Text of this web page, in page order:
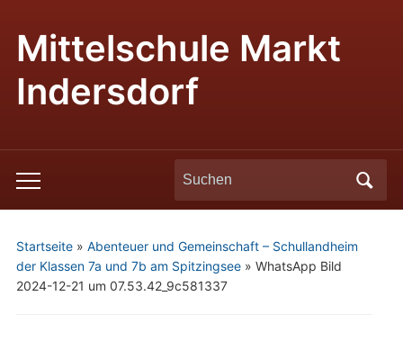
Mittelschule Markt
Indersdorf
Toggle
mobile
Search
for:
Startseite» Abenteuer und Gemeinschaft – Schullandheim
der Klassen 7a und 7b am Spitzingsee» WhatsApp Bild
2024-12-21 um 07.53.42_9c581337